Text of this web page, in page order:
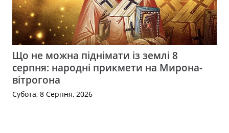
Що не можна піднімати із землі 8
серпня: народні прикмети на Мирона-
вітрогона
Субота, 8 Серпня, 2026